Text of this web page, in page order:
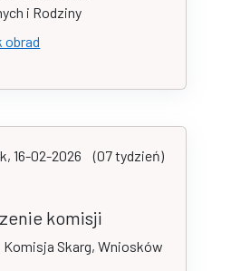
i Rodziny
obrad
16-02-2026 (07 tydzień)
komisji
Skarg, Wniosków